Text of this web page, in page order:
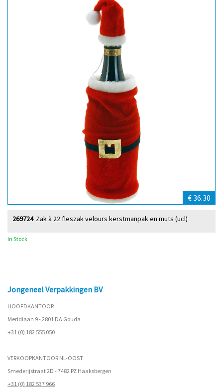
€ 36.30
Zak à 22 fleszak velours kerstmanpak en muts (ucl)
269724
In Stock
Jongeneel Verpakkingen BV
HOOFDKANTOOR
Meridiaan 9 - 2801 DA Gouda
+31 (0) 182 555 050
VERKOOPKANTOOR NL-OOST
Smederijstraat 2D - 7482 PZ Haaksbergen
+31 (0) 182 537 966